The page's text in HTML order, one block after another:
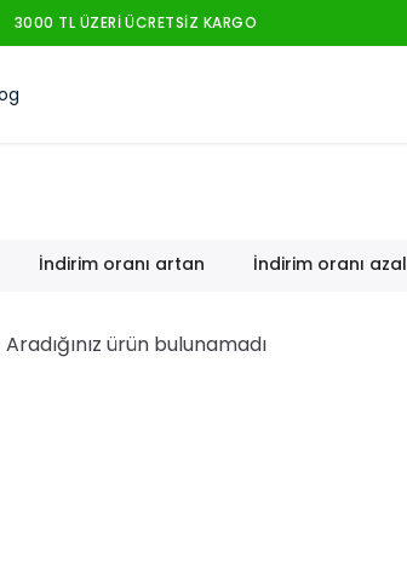
İndirim oranı artan İndirim oranı
Aradığınız ürün bulunamadı